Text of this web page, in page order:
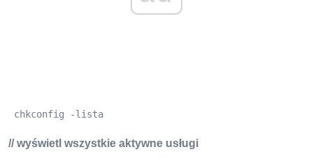
chkconfig -lista
// wyświetl wszystkie aktywne usługi